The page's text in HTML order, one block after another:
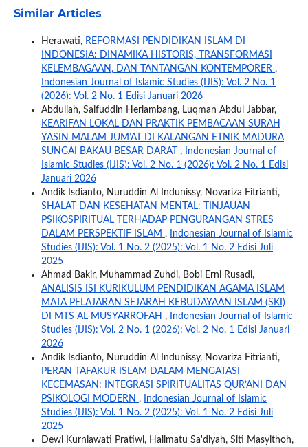
Similar Articles
Herawati, REFORMASI PENDIDIKAN ISLAM DI
INDONESIA: DINAMIKA HISTORIS, TRANSFORMASI
KELEMBAGAAN, DAN TANTANGAN KONTEMPORER ,
Indonesian Journal of Islamic Studies (IJIS): Vol. 2 No. 1
(2026): Vol. 2 No. 1 Edisi Januari 2026
Abdullah, Saifuddin Herlambang, Luqman Abdul Jabbar,
KEARIFAN LOKAL DAN PRAKTIK PEMBACAAN SURAH
YASIN MALAM JUM’AT DI KALANGAN ETNIK MADURA
SUNGAI BAKAU BESAR DARAT ,
Indonesian Journal of
Islamic Studies (IJIS): Vol. 2 No. 1 (2026): Vol. 2 No. 1 Edisi
Januari 2026
Andik Isdianto, Nuruddin Al Indunissy, Novariza Fitrianti,
SHALAT DAN KESEHATAN MENTAL: TINJAUAN
PSIKOSPIRITUAL TERHADAP PENGURANGAN STRES
DALAM PERSPEKTIF ISLAM ,
Indonesian Journal of Islamic
Studies (IJIS): Vol. 1 No. 2 (2025): Vol. 1 No. 2 Edisi Juli
2025
Ahmad Bakir, Muhammad Zuhdi, Bobi Erni Rusadi,
ANALISIS ISI KURIKULUM PENDIDIKAN AGAMA ISLAM
MATA PELAJARAN SEJARAH KEBUDAYAAN ISLAM (SKI)
DI MTS AL-MUSYARROFAH ,
Indonesian Journal of Islamic
Studies (IJIS): Vol. 2 No. 1 (2026): Vol. 2 No. 1 Edisi Januari
2026
Andik Isdianto, Nuruddin Al Indunissy, Novariza Fitrianti,
PERAN TAFAKUR ISLAM DALAM MENGATASI
KECEMASAN: INTEGRASI SPIRITUALITAS QUR’ANI DAN
PSIKOLOGI MODERN ,
Indonesian Journal of Islamic
Studies (IJIS): Vol. 1 No. 2 (2025): Vol. 1 No. 2 Edisi Juli
2025
Dewi Kurniawati Pratiwi, Halimatu Sa'diyah, Siti Masyithoh,